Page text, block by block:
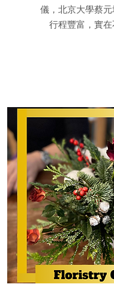
儀，北京大學蔡
行程豐富，實在